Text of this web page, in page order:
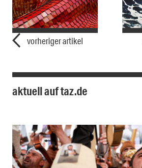
vorheriger artikel
aktuell auf taz.de